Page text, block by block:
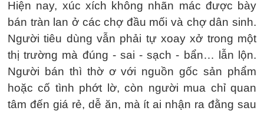
Hiện nay, xúc xích không nhãn mác được bày
bán tràn lan ở các chợ đầu mối và chợ dân sinh.
Người tiêu dùng vẫn phải tự xoay xở trong một
thị trường mà đúng - sai - sạch - bẩn… lẫn lộn.
Người bán thì thờ ơ với nguồn gốc sản phẩm
hoặc cố tình phớt lờ, còn người mua chỉ quan
tâm đến giá rẻ, dễ ăn, mà ít ai nhận ra đằng sau